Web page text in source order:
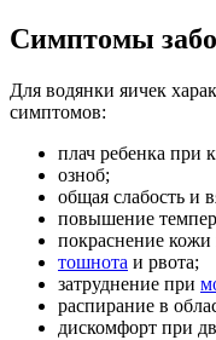
Симптомы
Для водянки яичек
симптомов:
плач ребенка при
озноб;
общая слабость и
повышение
покраснение
тошнота и рвота;
затруднение при
распирание в
дискомфорт при